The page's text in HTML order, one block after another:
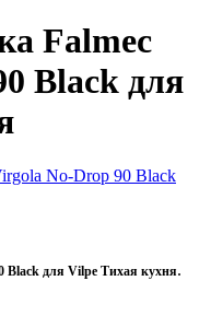
Falmec
Black для
Black для Vilpe Тихая кухня.